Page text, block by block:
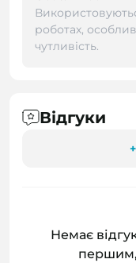
роботах,
чутливість.
Відгуки
Немає
першим,